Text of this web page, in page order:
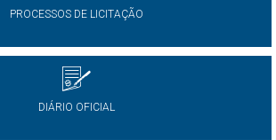
PROCESSOS DE LICITAÇÃO
DIÁRIO OFICIAL